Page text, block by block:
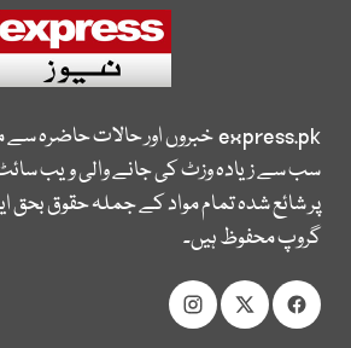
express.pkخبروں اور حالات حاضرہ
سب سے زیادہ وزٹ کی جانے والی ویب
پر شائع شدہ تمام مواد کے جملہ حقوق بحق
گروپ محفوظ ہیں۔